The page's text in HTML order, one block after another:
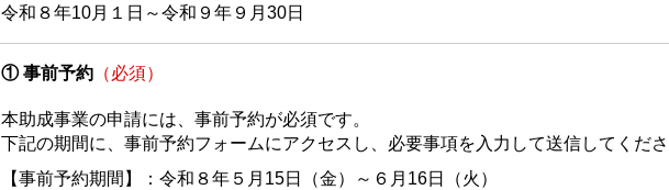
令和８年10月１日～令和９年９月30日
① 事前予約 （必須）
本助成事業の申請には、事前予約が必須です。
下記の期間に、事前予約フォームにアクセスし、必要事項を入力して送信してくだ
【事前予約期間】：令和８年５月15日（金）～６月16日（火）